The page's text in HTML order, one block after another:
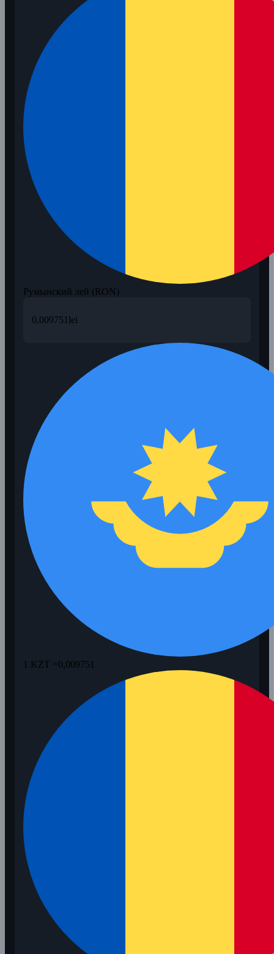
Румынский лей (RON)
0,009751 lei
1 KZT =0,009751